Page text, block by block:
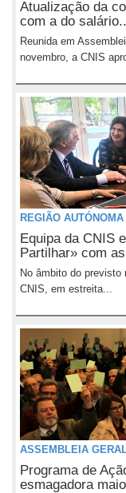
Atualização da
com a do
Reunida em
novembro, a CNIS
REGIÃO
Equipa da CNIS
Partilhar» com
No âmbito do previsto
CNIS, em estreita...
ASSEMBLEIA
Programa de
esmagadora